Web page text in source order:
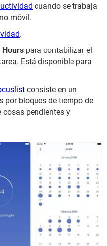
cuando se trabaja
móvil.
.
Hours para contabilizar el
Está disponible para
consiste en un
por bloques de tiempo de
pendientes y